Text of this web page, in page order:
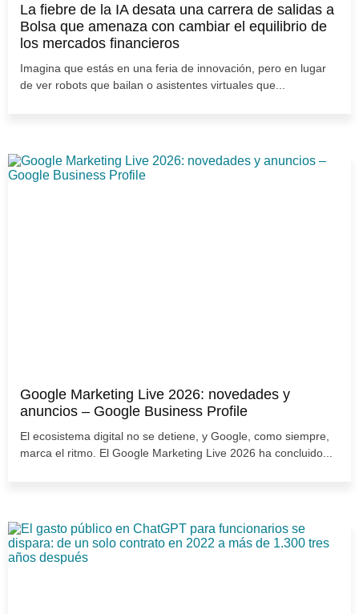
La fiebre de la IA desata una carrera de salidas a
Bolsa que amenaza con cambiar el equilibrio de
los mercados financieros
Imagina que estás en una feria de innovación, pero en lugar
de ver robots que bailan o asistentes virtuales que...
Google Marketing Live 2026: novedades y
anuncios – Google Business Profile
El ecosistema digital no se detiene, y Google, como siempre,
marca el ritmo. El Google Marketing Live 2026 ha concluido...